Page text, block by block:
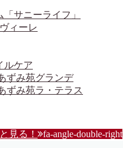
サニーライフ」
ィーレ
ルケア
ずみ苑グランデ
ずみ苑ラ・テラス
見る！ fa-angle-double-right